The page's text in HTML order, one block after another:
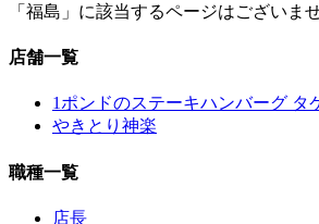
「福島」に該当するページはございませ
店舗一覧
1ポンドのステーキハンバーグ タ
やきとり神楽
職種一覧
店長